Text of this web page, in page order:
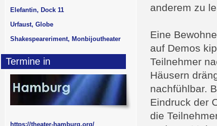
anderem zu
Eine
auf Demos
Teilnehmer
Häusern
nachfühlbar.
Eindruck der
die
Elefantin, Dock 11
Urfaust, Globe
Shakespeareriment, Monbijoutheater
Termine in
https://theater-hamburg.org/